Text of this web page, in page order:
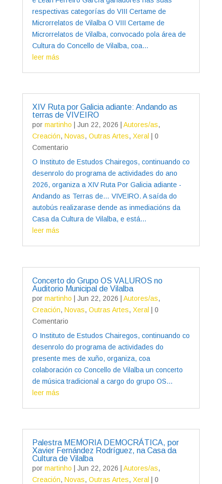
respectivas categorías do VIII Certame de
Microrrelatos de Vilalba O VIII Certame de
Microrrelatos de Vilalba, convocado pola área de
Cultura do Concello de Vilalba, coa...
leer más
XIV Ruta por Galicia adiante: Andando as
terras de VIVEIRO
por martinho Jun 22, 2026 Autores/as,
Creación, Novas, Outras Artes, Xeral
| 0
Comentario
O Instituto de Estudos Chairegos, continuando co
desenrolo do programa de actividades do ano
2026, organiza a XIV Ruta Por Galicia adiante -
Andando as Terras de… VIVEIRO. A saída do
autobús realizarase dende as inmediacións da
Casa da Cultura de Vilalba, e está...
leer más
Concerto do Grupo OS VALUROS no
Auditorio Municipal de Vilalba
por martinho Jun 22, 2026 Autores/as,
Creación, Novas, Outras Artes, Xeral
| 0
Comentario
O Instituto de Estudos Chairegos, continuando co
desenrolo do programa de actividades do
presente mes de xuño, organiza, coa
colaboración co Concello de Vilalba un concerto
de música tradicional a cargo do grupo OS...
leer más
Palestra MEMORIA DEMOCRÁTICA, por
Xavier Fernández Rodríguez, na Casa da
Cultura de Vilalba
por martinho Jun 22, 2026 Autores/as,
Creación, Novas, Outras Artes, Xeral
| 0